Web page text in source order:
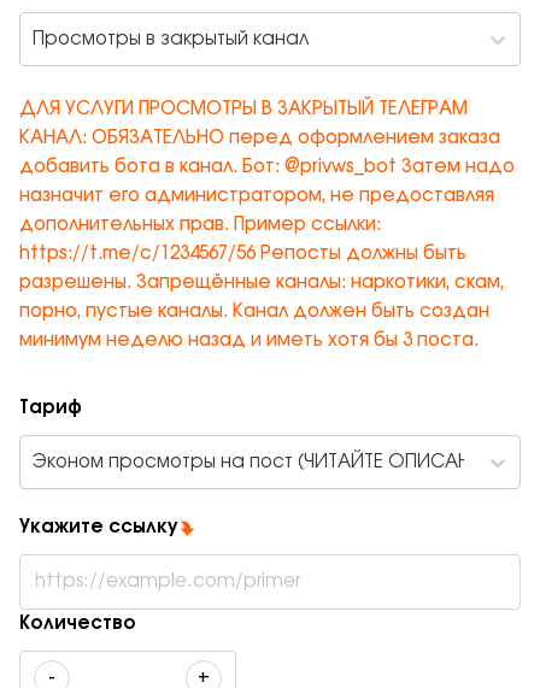
Просмотры в закрытый канал
Тариф
Эконом просмотры на пост (ЧИТАЙТЕ ОПИСАНИЕ К
Укажите ссылку
Количество
- +
ДЛЯ УСЛУГИ ПРОСМОТРЫ В ЗАКРЫТЫЙ ТЕЛЕГРАМ
КАНАЛ: ОБЯЗАТЕЛЬНО перед оформлением заказа
добавить бота в канал. Бот: @privws_bot Затем надо
назначит его администратором, не предоставляя
дополнительных прав. Пример ссылки:
https://t.me/c/1234567/56 Репосты должны быть
разрешены. Запрещённые каналы: наркотики, скам,
порно, пустые каналы. Канал должен быть создан
минимум неделю назад и иметь хотя бы 3 поста.